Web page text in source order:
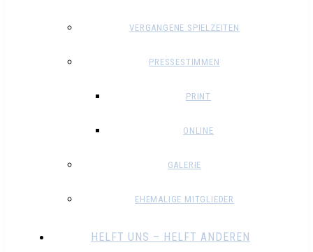
VERGANGENE SPIELZEITEN
PRESSESTIMMEN
PRINT
ONLINE
GALERIE
EHEMALIGE MITGLIEDER
HELFT UNS – HELFT ANDEREN